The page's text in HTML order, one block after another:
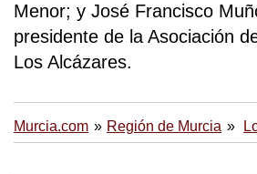
Menor; y José Francisco
presidente de la Asociación
Los Alcázares.
Murcia.com Región de Murcia